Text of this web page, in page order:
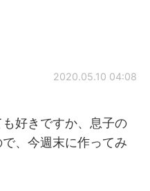
2020.05.10 04:08
好きですか、息子の
、今週末に作ってみ